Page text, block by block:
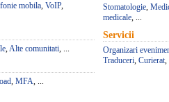
mobila, VoIP,
,Alte comunitati, ...
, MFA, ...
Stomatologie,
medicale, ...
Servicii
Organizari
Traduceri, Curierat,